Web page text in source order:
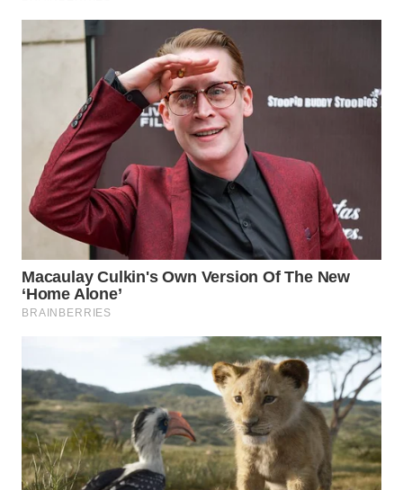
WN DELI
SERDANG
TEBING
TINGGI
WN
PAKPAK
WN
KARAWANG
WN
BOGOR
WN